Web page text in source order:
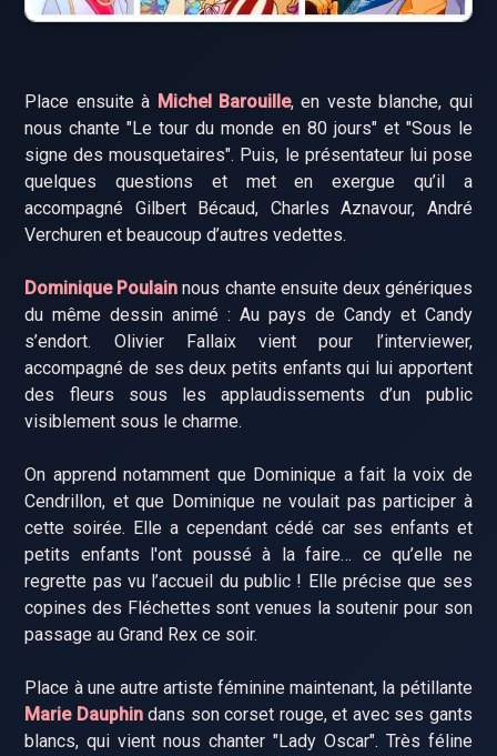
Place ensuite à Michel Barouille, en veste blanche, qui
nous chante "Le tour du monde en 80 jours" et "Sous le
signe des mousquetaires". Puis, le présentateur lui pose
quelques questions et met en exergue qu’il a
accompagné Gilbert Bécaud, Charles Aznavour, André
Verchuren et beaucoup d’autres vedettes.
Dominique Poulain nous chante ensuite deux génériques
du même dessin animé : Au pays de Candy et Candy
s’endort. Olivier Fallaix vient pour l’interviewer,
accompagné de ses deux petits enfants qui lui apportent
des fleurs sous les applaudissements d’un public
visiblement sous le charme.
On apprend notamment que Dominique a fait la voix de
Cendrillon, et que Dominique ne voulait pas participer à
cette soirée. Elle a cependant cédé car ses enfants et
petits enfants l'ont poussé à la faire… ce qu’elle ne
regrette pas vu l’accueil du public ! Elle précise que ses
copines des Fléchettes sont venues la soutenir pour son
passage au Grand Rex ce soir.
Place à une autre artiste féminine maintenant, la pétillante
Marie Dauphindans son corset rouge, et avec ses gants
blancs, qui vient nous chanter "Lady Oscar". Très féline